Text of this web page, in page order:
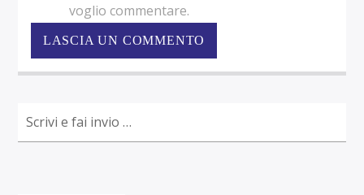
voglio commentare.